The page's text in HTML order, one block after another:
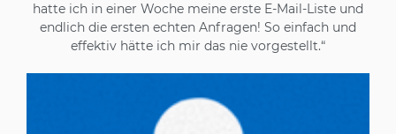
hatte ich in einer Woche meine erste E-Mail-Liste und
endlich die ersten echten Anfragen! So einfach und
effektiv hätte ich mir das nie vorgestellt.“